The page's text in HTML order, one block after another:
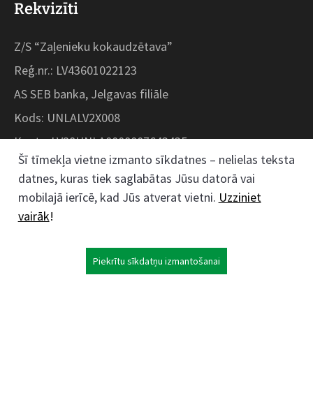
Rekvizīti
Z/S “Zaļenieku kokaudzētava”
Reģ.nr.: LV43601022123
AS SEB banka, Jelgavas filiāle
Kods: UNLALV2X008
Konts: LV28UNLA0008007643435
Kokaudzētavas iela 1, Zaļenieki, Zaļenieku
pagasts, Jelgavas novads, LV- 3011, Latvija
Šī tīmekļa vietne izmanto sīkdatnes – nelielas teksta
datnes, kuras tiek saglabātas Jūsu datorā vai
mobilajā ierīcē, kad Jūs atverat vietni. Uzziniet
vairāk!
Piekrītu sīkdatņu izmantošanai